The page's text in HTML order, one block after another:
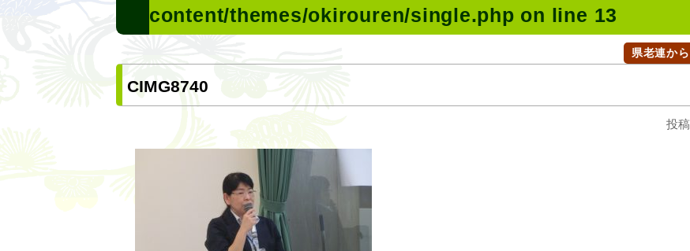
content/themes/okirouren/single.php on line 13
県老連か
CIMG8740
投